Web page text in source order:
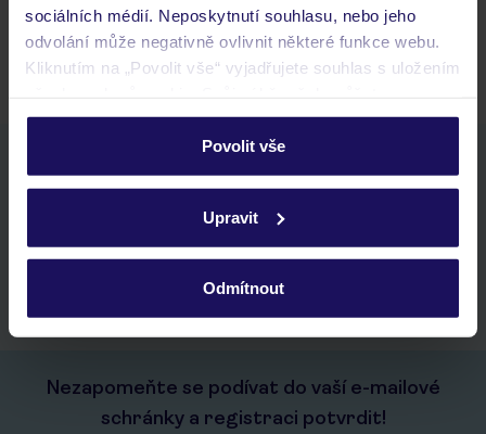
sociálních médií. Neposkytnutí souhlasu, nebo jeho
odvolání může negativně ovlivnit některé funkce webu.
Kliknutím na „Povolit vše“ vyjadřujete souhlas s uložením
personalizovat v sekci „Personalizace“.
Podrobné informace o souborech cookie naleznete v
ochrany osobních údajů.
Povolit vše
Upravit
Odmítnout
Zobrazit další
rychlé vyhledávání a prohlížení nabídek
seznam oblíbených nabídek a možnost jejich sdílení
Nezapomeňte se podívat do vaší e-mailové
schránky a registraci potvrdit!